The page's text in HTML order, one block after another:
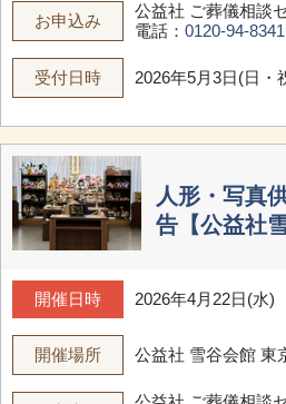
お申込み
公益社 ご葬儀相談
電話： 0120-94-8341
受付日時 2026年5月3日(日・
人形・写真
告【公益社
開催日時 2026年4月22日(水)
開催場所 公益社 雪谷会館 東